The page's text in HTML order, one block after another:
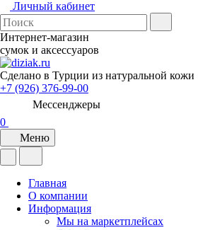
Личный кабинет
Интернет-магазин
сумок и аксессуаров
Сделано в Турции из натуральной кожи
+7 (926) 376-99-00
Мессенджеры
0
Меню
Главная
О компании
Информация
Мы на маркетплейсах